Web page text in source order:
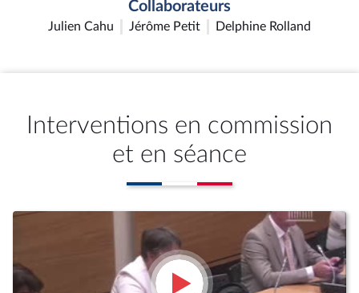
Collaborateurs
Julien Cahu Jérôme Petit Delphine Rolland
Interventions en commission
et en séance